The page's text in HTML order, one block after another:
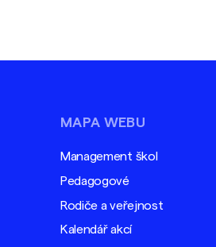
MAPA WEBU
Management škol
Pedagogové
Rodiče a veřejnost
Kalendář akcí